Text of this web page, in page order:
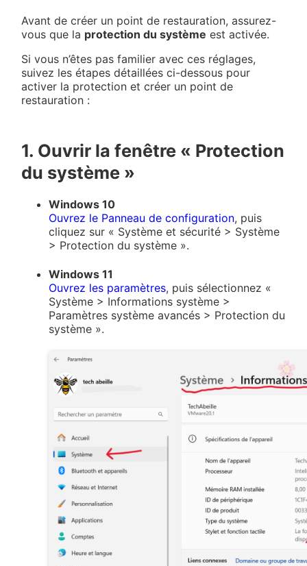
Avant de créer un point de restauration, assurez-
vous que la protection du système est activée.
Si vous n’êtes pas familier avec ces réglages,
suivez les étapes détaillées ci-dessous pour
activer la protection et créer un point de
restauration :
1. Ouvrir la fenêtre « Protection
du système »
Windows 10
Ouvrez le Panneau de configuration, puis
cliquez sur « Système et sécurité > Système
> Protection du système ».
Windows 11
Ouvrez les paramètres, puis sélectionnez «
Système > Informations système >
Paramètres système avancés > Protection du
système ».